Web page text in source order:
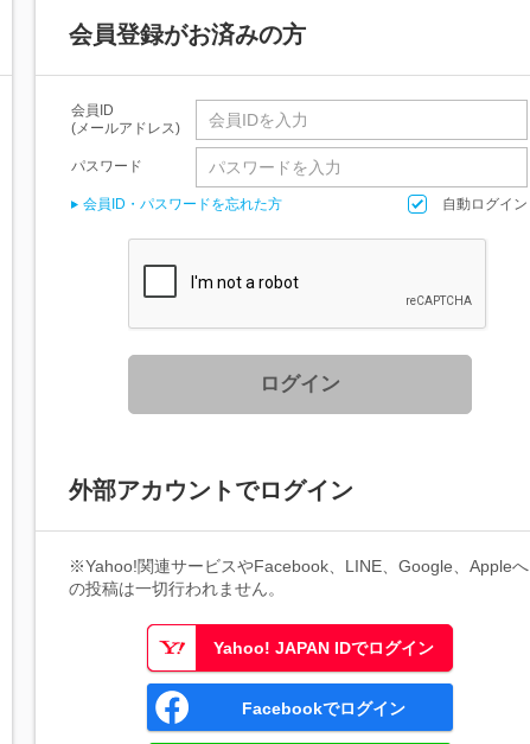
会員登録がお済みの方
会員ID
(メールアドレス)
パスワード
会員ID・パスワードを忘れた方 自動ログイン
ログイン
外部アカウントでログイン
※Yahoo!関連サービスやFacebook、LINE、Google、Appleへ
の投稿は一切行われません。
Yahoo! JAPAN IDでログイン
Facebookでログイン